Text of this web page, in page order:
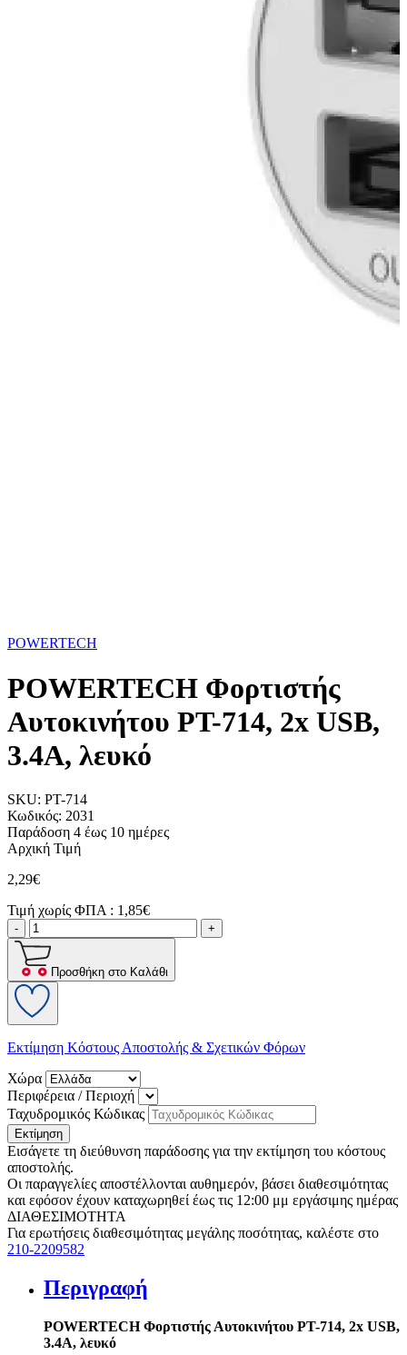
POWERTECH
POWERTECH Φορτιστής
Αυτοκινήτου PT-714, 2x USB,
3.4A, λευκό
SKU: PT-714
Κωδικός: 2031
Παράδοση 4 έως 10 ημέρες
Αρχική Τιμή
2,29€
Τιμή χωρίς ΦΠΑ : 1,85€
- +
Προσθήκη στο Καλάθι
Εκτίμηση Κόστους Αποστολής & Σχετικών Φόρων
Χώρα
Περιφέρεια / Περιοχή
Ταχυδρομικός Κώδικας
Εκτίμηση
Εισάγετε τη διεύθυνση παράδοσης για την εκτίμηση του κόστους
αποστολής.
Οι παραγγελίες αποστέλλονται αυθημερόν, βάσει διαθεσιμότητας
και εφόσον έχουν καταχωρηθεί έως τις 12:00 μμ εργάσιμης ημέρας
ΔΙΑΘΕΣΙΜΟΤΗΤΑ
Για ερωτήσεις διαθεσιμότητας μεγάλης ποσότητας, καλέστε στο
210-2209582
Περιγραφή
POWERTECH Φορτιστής Αυτοκινήτου PT-714, 2x USB,
3.4A, λευκό